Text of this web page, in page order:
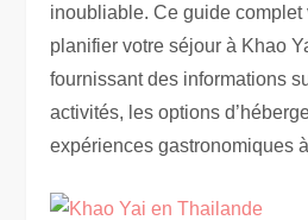
inoubliable. Ce guide complet
planifier votre séjour à Khao
fournissant des informations
activités, les options
expériences gastronomiques